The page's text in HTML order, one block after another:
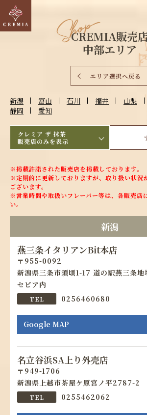
Concept
コンセプト ラ
Shop
販売店一覧
History
開発エピソード
News
導入のお問合せ
languages
CREMIA販売
中部エリア
エリア選択へ戻る
新潟 富山 石川 福井 山梨
静岡
愛知
※掲載許諾された販売店を掲載しております。
※定期的に更新しておりますが、取り扱い状況
ございます。
※営業時間や取扱いフレーバー等は、各販売店
い。
クレミア ザ 抹茶
販売店のみを表示
新潟
燕三条イタリアンBit本店
955-0092
新潟県三条市須頃1-17 道の駅燕三条地
セピア内
0256460680
Google MAP
名立谷浜SA上り外売店
949-1706
新潟県上越市茶屋ケ原宮ノ平2787-2
0255462062